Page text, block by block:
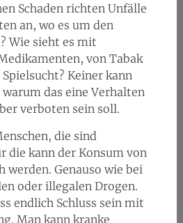
Schaden richten Unfälle
an, wo es um den
Wie sieht es mit
von Tabak
Keiner kann
das eine Verhalten
verboten sein soll.
die sind
die kann der Konsum von
werden. Genauso wie bei
oder illegalen Drogen.
endlich Schluss sein mit
Man kann kranke